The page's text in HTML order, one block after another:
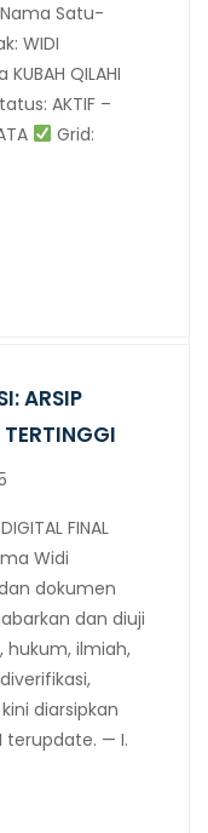
Satu-
WIDI
KUBAH QILAHI
AKTIF –
Grid:
ARSIP
FINAL
Widi
dokumen
dan diuji
hukum, ilmiah,
diarsipkan
terupdate. — I.